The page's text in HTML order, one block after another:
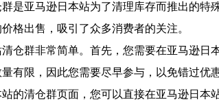
是亚马逊日本站为了清理库存而推出的
格出售，吸引了众多消费者的关注。
仓群非常简单。首先，您需要在亚马逊
有限，因此您需要尽早参与，以免错过优惠
的清仓群页面，您可以直接在亚马逊日本